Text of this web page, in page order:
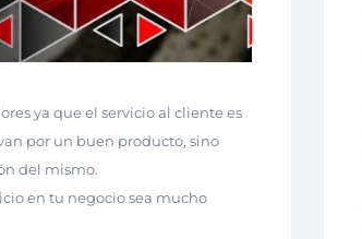
ya que el servicio al cliente es
por un buen producto, sino
del mismo.
en tu negocio sea mucho